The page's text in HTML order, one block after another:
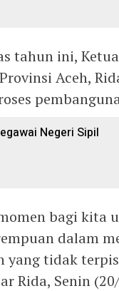
tahun ini,
Aceh,
Negeri Sipil
bagi kita
dalam
yang tidak
Rida, Senin